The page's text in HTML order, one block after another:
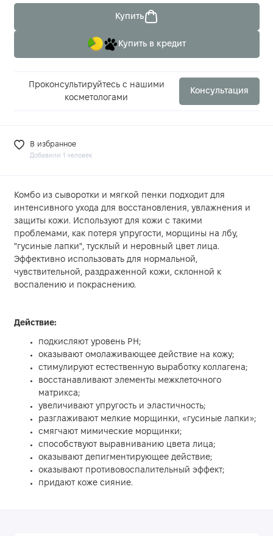
В избранное
Добавили 1 человек
Комбо из сыворотки и мягкой пенки подходит для
интенсивного ухода для восстановления, увлажнения и
защиты кожи. Используют для кожи с такими
проблемами, как потеря упругости, морщины на лбу,
"гусиные лапки", тусклый и неровный цвет лица.
Эффективно использовать для нормальной,
чувствительной, раздраженной кожи, склонной к
воспалению и покраснению.
Действие:
подкисляют уровень РН;
оказывают омолаживающее действие на кожу;
стимулируют естественную выработку коллагена;
восстанавливают элементы межклеточного
матрикса;
увеличивают упругость и эластичность;
разглаживают мелкие морщинки, «гусиные лапки»;
смягчают мимические морщинки;
способствуют выравниванию цвета лица;
оказывают депигментирующее действие;
оказывают противовоспалительный эффект;
придают коже сияние.
Купить
Купить в кредит
Проконсультируйтесь с нашими
косметологами
Консультация